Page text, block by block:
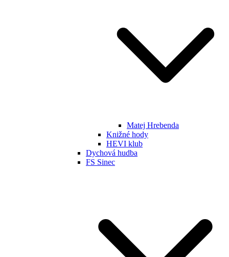
Matej Hrebenda
Knižné hody
HEVI klub
Dychová hudba
FS Sinec